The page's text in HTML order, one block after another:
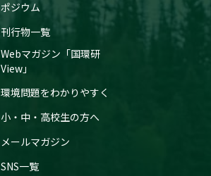
ポジウム
刊行物一覧
Webマガジン「国環研
View」
環境問題をわかりやすく
小・中・高校生の方へ
メールマガジン
SNS一覧